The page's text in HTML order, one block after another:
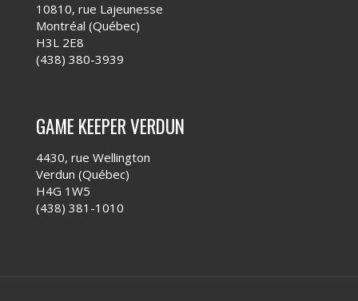
10810, rue Lajeunesse
Montréal (Québec)
H3L 2E8
(438) 380-3939
GAME KEEPER VERDUN
4430, rue Wellington
Verdun (Québec)
H4G 1W5
(438) 381-1010